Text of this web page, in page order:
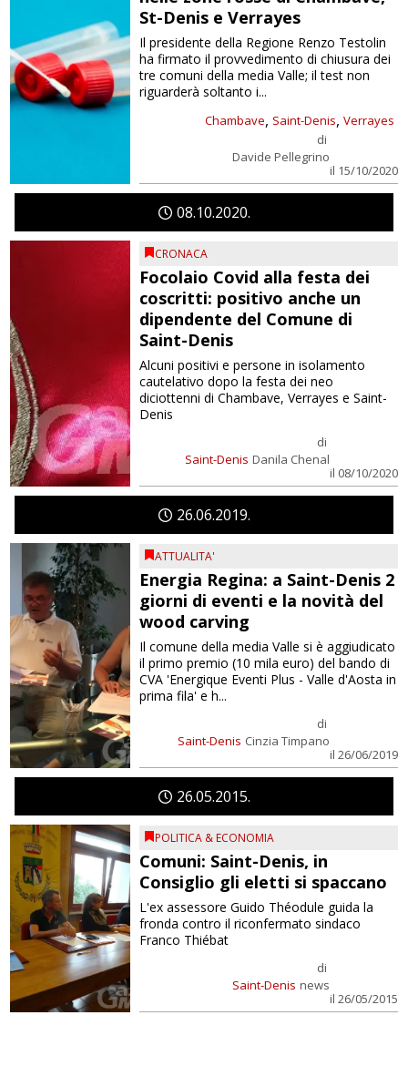
St-Denis e Verrayes
Chambave, Saint-Denis, Verrayes
di
Davide Pellegrino
il 15/10/2020
Il presidente della Regione Renzo Testolin
ha firmato il provvedimento di chiusura dei
tre comuni della media Valle; il test non
riguarderà soltanto i...
08 10 2020
CRONACA
Focolaio Covid alla festa dei
coscritti: positivo anche un
dipendente del Comune di
Saint-Denis
Saint-Denis
di
Danila Chenal
il 08/10/2020
Alcuni positivi e persone in isolamento
cautelativo dopo la festa dei neo
diciottenni di Chambave, Verrayes e Saint-
Denis
2606 2019
ATTUALITA'
Energia Regina: a Saint-Denis 2
giorni di eventi e la novità del
wood carving
Saint-Denis
di
Cinzia Timpano
il 26/06/2019
Il comune della media Valle si è aggiudicato
il primo premio (10 mila euro) del bando di
CVA 'Energique Eventi Plus - Valle d'Aosta in
prima fila' e h...
2605 2015
POLITICA & ECONOMIA
Comuni: Saint-Denis, in
Consiglio gli eletti si spaccano
Saint-Denis
di
news
il 26/05/2015
L'ex assessore Guido Théodule guida la
fronda contro il riconfermato sindaco
Franco Thiébat